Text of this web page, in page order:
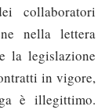
collaboratori
nella lettera
la legislazione
in vigore,
è illegittimo.